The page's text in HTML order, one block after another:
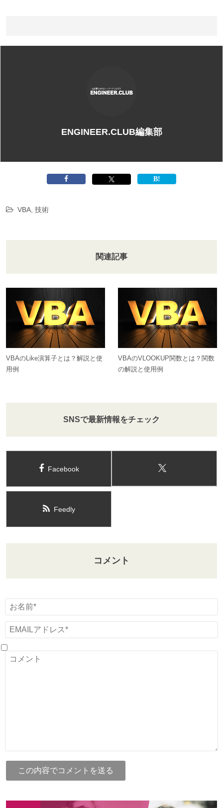
ENGINEER.CLUB編集部
VBA 技術
関連記事
VBAのLike演算子とは？解説と使
用例
VBAのVLOOKUP関数とは？関数
の解説と使用例
SNSで最新情報をチェック
Facebook
Feedly
コメント